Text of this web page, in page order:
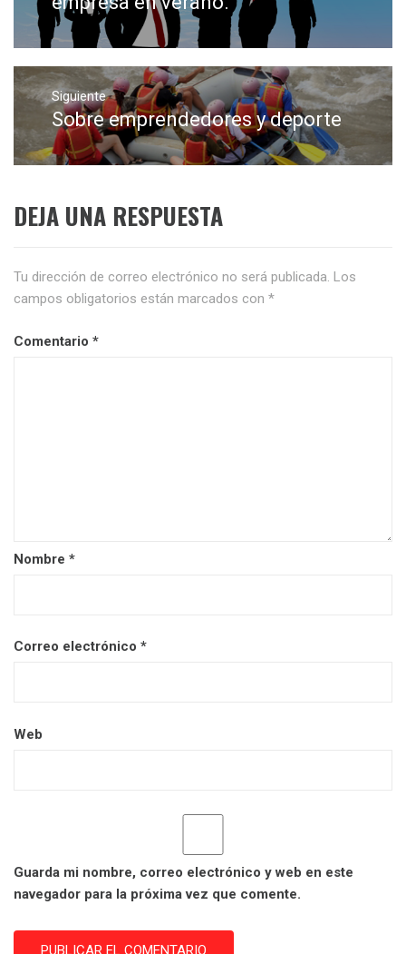
Siguiente
Entrada
siguiente:
Sobre emprendedores y deporte
DEJA UNA RESPUESTA
Tu dirección de correo electrónico no será publicada. Los
campos obligatorios están marcados con *
Comentario *
Nombre *
Correo electrónico *
Web
Guarda mi nombre, correo electrónico y web en este
navegador para la próxima vez que comente.